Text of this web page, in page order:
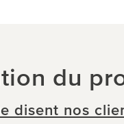
du
disent nos